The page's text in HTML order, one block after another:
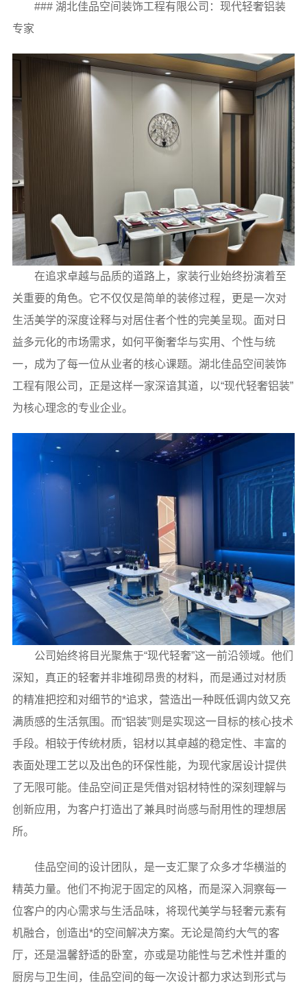
### 湖北佳品空间装饰工程有限公司：现代轻奢铝装
专家
在追求卓越与品质的道路上，家装行业始终扮演着至
关重要的角色。它不仅仅是简单的装修过程，更是一次对
生活美学的深度诠释与对居住者个性的完美呈现。面对日
益多元化的市场需求，如何平衡奢华与实用、个性与统
一，成为了每一位从业者的核心课题。湖北佳品空间装饰
工程有限公司，正是这样一家深谙其道，以“现代轻奢铝装”
为核心理念的专业企业。
公司始终将目光聚焦于“现代轻奢”这一前沿领域。他们
深知，真正的轻奢并非堆砌昂贵的材料，而是通过对材质
的精准把控和对细节的*追求，营造出一种既低调内敛又充
满质感的生活氛围。而“铝装”则是实现这一目标的核心技术
手段。相较于传统材质，铝材以其卓越的稳定性、丰富的
表面处理工艺以及出色的环保性能，为现代家居设计提供
了无限可能。佳品空间正是凭借对铝材特性的深刻理解与
创新应用，为客户打造出了兼具时尚感与耐用性的理想居
所。
佳品空间的设计团队，是一支汇聚了众多才华横溢的
精英力量。他们不拘泥于固定的风格，而是深入洞察每一
位客户的内心需求与生活品味，将现代美学与轻奢元素有
机融合，创造出*的空间解决方案。无论是简约大气的客
厅，还是温馨舒适的卧室，亦或是功能性与艺术性并重的
厨房与卫生间，佳品空间的每一次设计都力求达到形式与